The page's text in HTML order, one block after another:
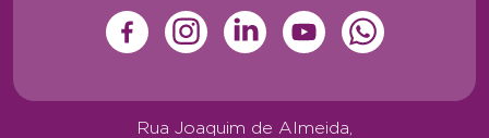
Rua Joaquim de Almeida,